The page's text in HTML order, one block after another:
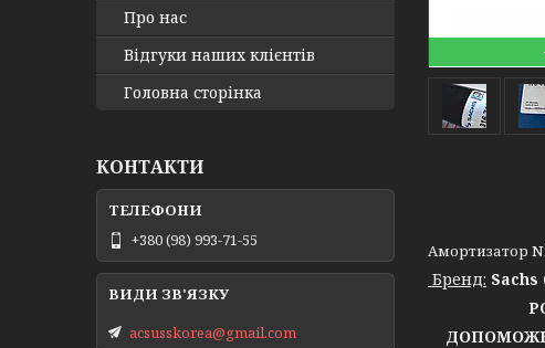
Амортизатор
Бренд:
Про нас
Відгуки наших клієнтів
Головна сторінка
КОНТАКТИ
+380 (98) 993-71-55
acsusskorea@gmail.com